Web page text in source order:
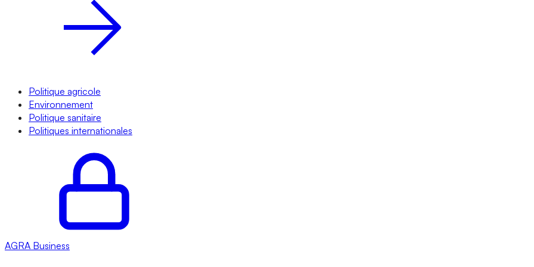
Politique agricole
Environnement
Politique sanitaire
Politiques internationales
AGRA Business